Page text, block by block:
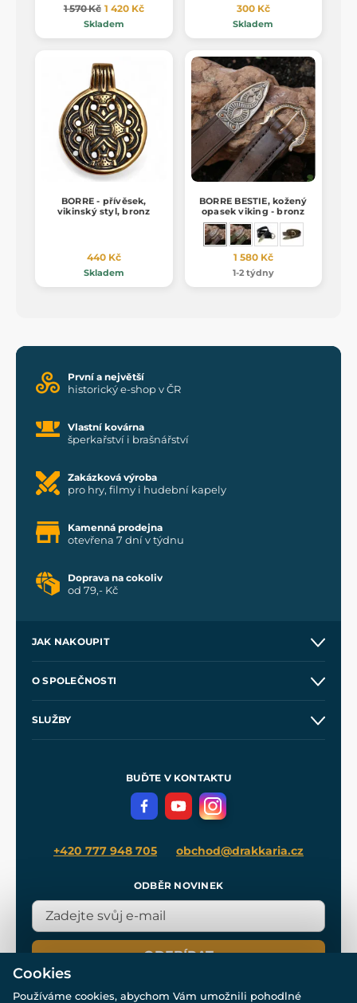
1 570 Kč 1 420 Kč
Skladem
300 Kč
Skladem
BORRE - přívěsek,
vikinský styl, bronz
440 Kč
Skladem
BORRE BESTIE, kožený
opasek viking - bronz
1 580 Kč
1-2 týdny
První a největší
historický e-shop v ČR
Vlastní kovárna
šperkařství i brašnářství
Zakázková výroba
pro hry, filmy i hudební kapely
Kamenná prodejna
otevřena 7 dní v týdnu
Doprava na cokoliv
od 79,- Kč
JAK NAKOUPIT
Velkoobchod
O SPOLEČNOSTI
SLUŽBY
Meče pro Kingdom Come
BUĎTE V KONTAKTU
+420 777 948 705 obchod@drakkaria.cz
ODBĚR NOVINEK
ODEBÍRAT
Cookies
Používáme cookies, abychom Vám umožnili pohodlné